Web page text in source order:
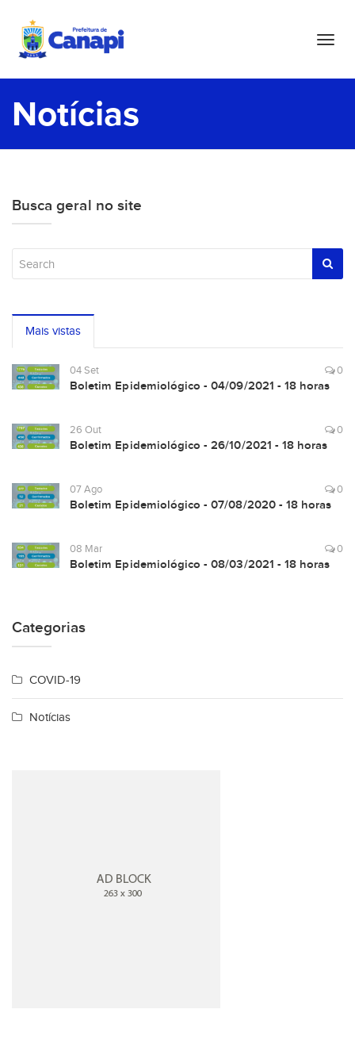
T
g
n
t
i
Notícias
Busca geral no site
Mais vistas
04 Set 0
Boletim Epidemiológico - 04/09/2021 - 18 horas
26 Out 0
Boletim Epidemiológico - 26/10/2021 - 18 horas
07 Ago 0
Boletim Epidemiológico - 07/08/2020 - 18 horas
08 Mar 0
Boletim Epidemiológico - 08/03/2021 - 18 horas
Categorias
COVID-19
Notícias